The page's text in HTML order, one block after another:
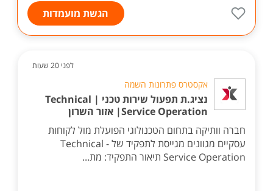
הגשת מועמדות
לפני 20 שעות
אקסטרס פתרונות השמה
נציג.ת תפעול שירות טכני | Technical
Service Operation| אזור השרון
חברה וותיקה בתחום הטכנולוגי הפועלת מול לקוחות
עסקיים מגוונים מגייסת לתפקיד של - Technical
Service Operation תיאור התפקיד: מת...